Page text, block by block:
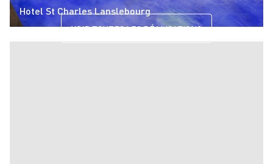
Hotel St Charles Lanslebourg
VOIR TOUTES LES RÉALISATIONS